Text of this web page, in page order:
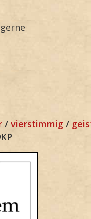
/ vierstimmig /